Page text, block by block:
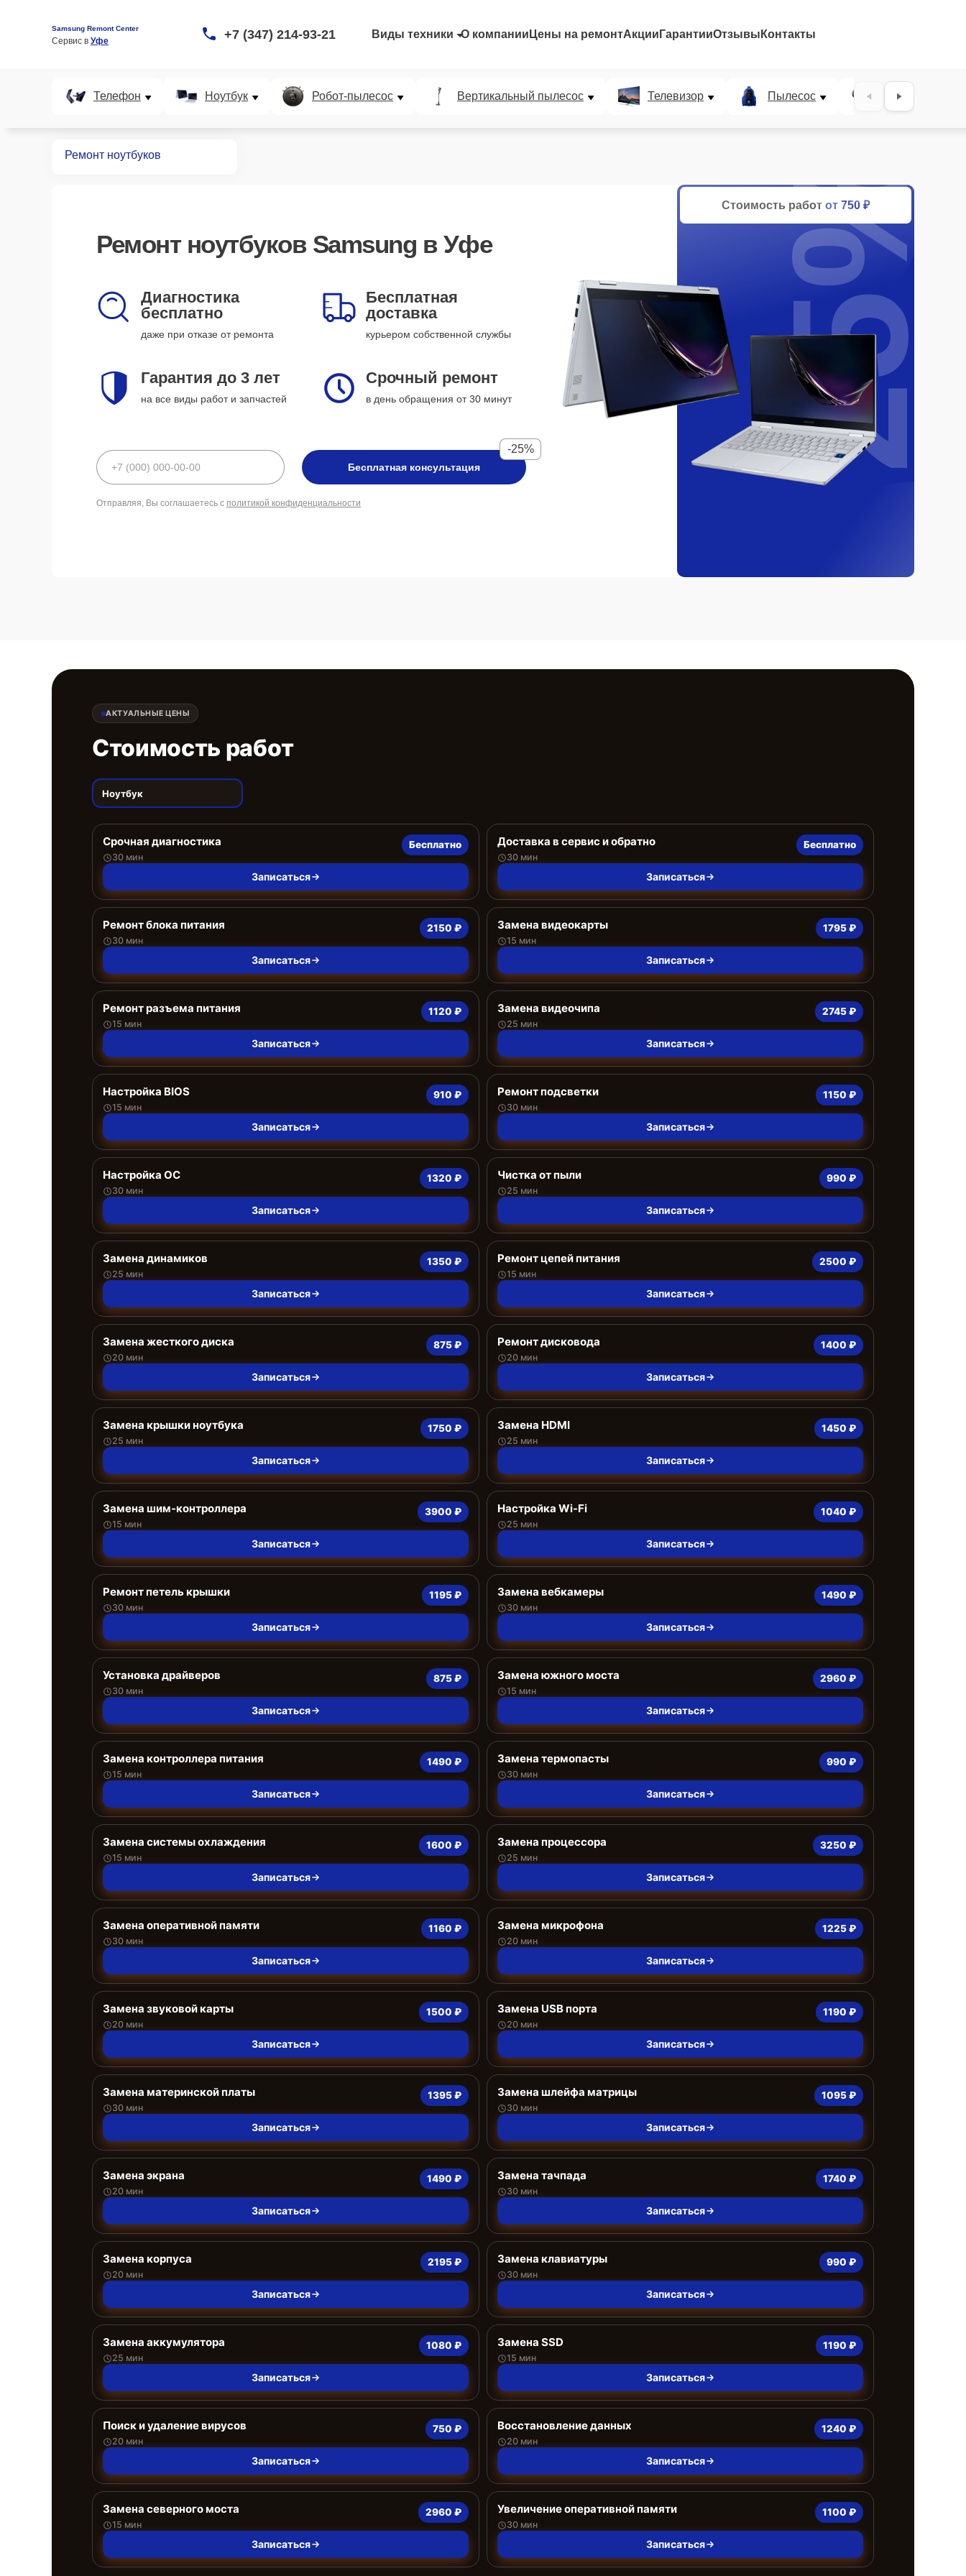
Samsung Remont Center
Сервис в Уфе +7 (347) 214-93-21 Виды техники О компании Цены на ремонтАкции ГарантииОтзывы Контакты
Телефон Ноутбук Робот-пылесос Вертикальный пылесос Телевизор Пылесос Проектор
Ремонт ноутбуков
Ремонт ноутбуков Samsung в Уфе
Диагностика
бесплатно
даже при отказе от ремонта
Бесплатная
доставка
курьером собственной службы
Гарантия до 3 лет
на все виды работ и запчастей
Срочный ремонт
в день обращения от 30 минут
Бесплатная консультация
-25%
Отправляя, Вы соглашаетесь с политикой конфиденциальности
Стоимость работ от 750 ₽
25%
АКТУАЛЬНЫЕ ЦЕНЫ
Стоимость работ
Ноутбук
Срочная диагностика
30 мин
Бесплатно
Записаться
Доставка в сервис и обратно
30 мин
Бесплатно
Записаться
Ремонт блока питания
30 мин
2150 ₽
Записаться
Замена видеокарты
15 мин
1795 ₽
Записаться
Ремонт разъема питания
15 мин
1120 ₽
Записаться
Замена видеочипа
25 мин
2745 ₽
Записаться
Настройка BIOS
15 мин
910 ₽
Записаться
Ремонт подсветки
30 мин
1150 ₽
Записаться
Настройка ОС
30 мин
1320 ₽
Записаться
Чистка от пыли
25 мин
990 ₽
Записаться
Замена динамиков
25 мин
1350 ₽
Записаться
Ремонт цепей питания
15 мин
2500 ₽
Записаться
Замена жесткого диска
20 мин
875 ₽
Записаться
Ремонт дисковода
20 мин
1400 ₽
Записаться
Замена крышки ноутбука
25 мин
1750 ₽
Записаться
Замена HDMI
25 мин
1450 ₽
Записаться
Замена шим-контроллера
15 мин
3900 ₽
Записаться
Настройка Wi-Fi
25 мин
1040 ₽
Записаться
Ремонт петель крышки
30 мин
1195 ₽
Записаться
Замена вебкамеры
30 мин
1490 ₽
Записаться
Установка драйверов
30 мин
875 ₽
Записаться
Замена южного моста
15 мин
2960 ₽
Записаться
Замена контроллера питания
15 мин
1490 ₽
Записаться
Замена термопасты
30 мин
990 ₽
Записаться
Замена системы охлаждения
15 мин
1600 ₽
Записаться
Замена процессора
25 мин
3250 ₽
Записаться
Замена оперативной памяти
30 мин
1160 ₽
Записаться
Замена микрофона
20 мин
1225 ₽
Записаться
Замена звуковой карты
20 мин
1500 ₽
Записаться
Замена USB порта
20 мин
1190 ₽
Записаться
Замена материнской платы
30 мин
1395 ₽
Записаться
Замена шлейфа матрицы
30 мин
1095 ₽
Записаться
Замена экрана
20 мин
1490 ₽
Записаться
Замена тачпада
30 мин
1740 ₽
Записаться
Замена корпуса
20 мин
2195 ₽
Записаться
Замена клавиатуры
30 мин
990 ₽
Записаться
Замена аккумулятора
25 мин
1080 ₽
Записаться
Замена SSD
15 мин
1190 ₽
Записаться
Поиск и удаление вирусов
20 мин
750 ₽
Записаться
Восстановление данных
20 мин
1240 ₽
Записаться
Замена северного моста
15 мин
2960 ₽
Записаться
Увеличение оперативной памяти
30 мин
1100 ₽
Записаться